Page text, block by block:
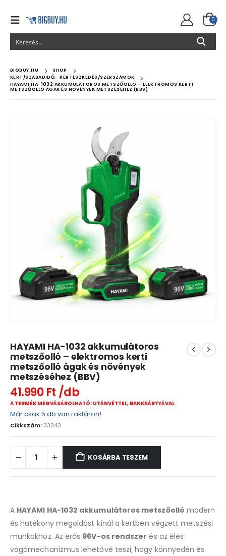
0
BIGBUY.HU
SHOP
KERT/SZABADIDŐ,
KERTÉSZKEDÉS/SZERSZÁMOK
HAYAMI HA-1032 AKKUMULÁTOROS METSZŐOLLÓ – ELEKTROMOS KERTI
METSZŐOLLÓ ÁGAK ÉS NÖVÉNYEK METSZÉSÉHEZ (BBV)
HAYAMI HA-1032 akkumulátoros
metszőolló – elektromos kerti
metszőolló ágak és növények
metszéséhez (BBV)
41.990 Ft
A TERMÉK MEGVÁSÁROLHATÓ: UTÁNVÉTTEL, BANKKÁRTYÁVAL
Már csak 5 db van raktáron!
Cikkszám:33343
KOSÁRBA TESZEM
A HAYAMI HA-1032 akkumulátoros metszőolló modern
és hatékony megoldást kínál a kertben végzett metszési
munkákhoz. Az erős 96V-os rendszer és az éles
vágómechanizmus lehetővé teszi, hogy könnyedén és